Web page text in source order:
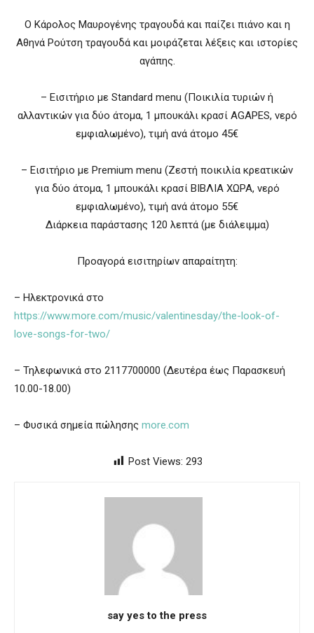
Ο Κάρολος Μαυρογένης τραγουδά και παίζει πιάνο και η
Αθηνά Ρούτση τραγουδά και μοιράζεται λέξεις και ιστορίες
αγάπης.
– Εισιτήριο με Standard menu (Ποικιλία τυριών ή
αλλαντικών για δύο άτομα, 1 μπουκάλι κρασί AGAPES, νερό
εμφιαλωμένο), τιμή ανά άτομο 45€
– Εισιτήριο με Premium menu (Ζεστή ποικιλία κρεατικών
για δύο άτομα, 1 μπουκάλι κρασί ΒΙΒΛΙΑ ΧΩΡΑ, νερό
εμφιαλωμένο), τιμή ανά άτομο 55€
Διάρκεια παράστασης 120 λεπτά (με διάλειμμα)
Προαγορά εισιτηρίων απαραίτητη:
– Ηλεκτρονικά στο
https://www.more.com/music/valentinesday/the-look-of-
love-songs-for-two/
– Τηλεφωνικά στο 2117700000 (Δευτέρα έως Παρασκευή
10.00-18.00)
– Φυσικά σημεία πώλησης more.com
Post Views: 293
say yes to the press